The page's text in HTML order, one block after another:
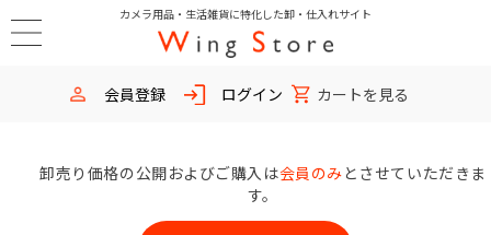
カメラ用品・生活雑貨に特化した卸・仕入れサイト
会員登録 ログイン カートを見る
卸売り価格の公開およびご購入は会員のみ とさせていただきま
す。